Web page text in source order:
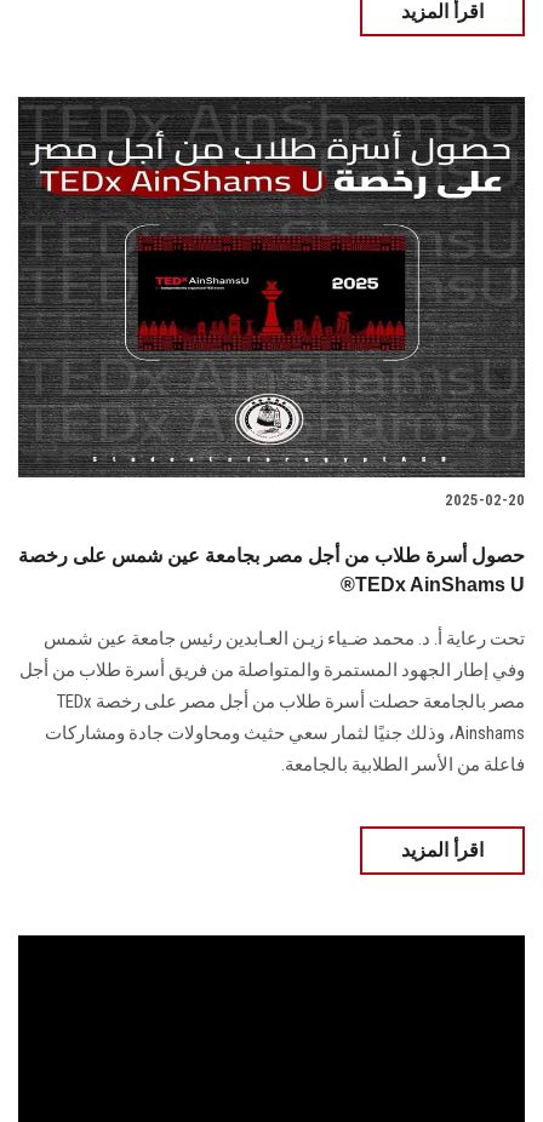
اقرأ المزيد
2025-02-20
حصول أسرة طلاب من أجل مصر بجامعة عين شمس على رخصة
®️TEDx AinShams U
تحت رعاية أ. د. محمد ضـياء زيـن العـابدين رئيس جامعة عين شمس
وفي إطار الجهود المستمرة والمتواصلة من فريق أسرة طلاب من أجل
مصر بالجامعة حصلت أسرة طلاب من أجل مصر على رخصة TEDx
Ainshams، وذلك جنيًا لثمار سعي حثيث ومحاولات جادة ومشاركات
فاعلة من الأسر الطلابية بالجامعة.
اقرأ المزيد